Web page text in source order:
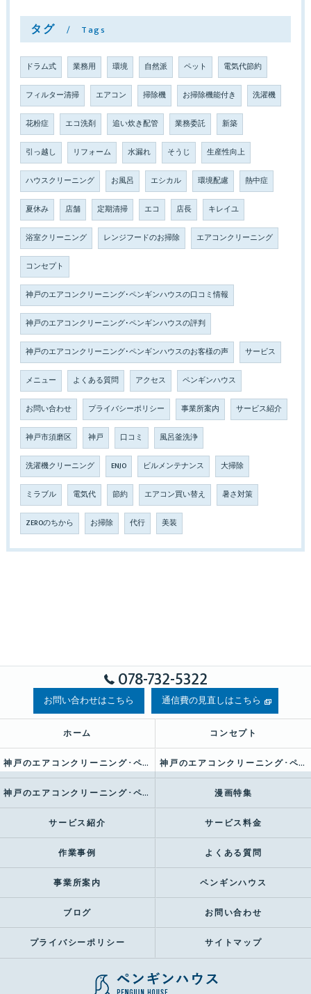
タグ Tags
ドラム式 業務用 環境 自然派 ペット 電気代節約
フィルター清掃 エアコン 掃除機 お掃除機能付き 洗濯機
花粉症 エコ洗剤 追い炊き配管 業務委託 新築
引っ越し リフォーム 水漏れ そうじ 生産性向上
ハウスクリーニング お風呂 エシカル 環境配慮 熱中症
夏休み 店舗 定期清掃 エコ 店長 キレイユ
浴室クリーニング レンジフードのお掃除 エアコンクリーニング
コンセプト
神戸のエアコンクリーニング･ペンギンハウスの口コミ情報
神戸のエアコンクリーニング･ペンギンハウスの評判
神戸のエアコンクリーニング･ペンギンハウスのお客様の声 サービス
メニュー よくある質問 アクセス ペンギンハウス
お問い合わせ プライバシーポリシー 事業所案内 サービス紹介
神戸市須磨区 神戸 口コミ 風呂釜洗浄
洗濯機クリーニング ENJO ビルメンテナンス 大掃除
ミラブル 電気代 節約 エアコン買い替え 暑さ対策
ZEROのちから お掃除 代行 美装
078-732-5322
お問い合わせはこちら 通信費の見直しはこちら
ホーム コンセプト
神戸のエアコンクリーニング･ペンギンハウスの口コミ情報 神戸のエアコンクリーニング･ペンギンハウスの評判
神戸のエアコンクリーニング･ペンギンハウスのお客様の声 漫画特集
サービス紹介 サービス料金
作業事例 よくある質問
事業所案内 ペンギンハウス
ブログ お問い合わせ
プライバシーポリシー サイトマップ